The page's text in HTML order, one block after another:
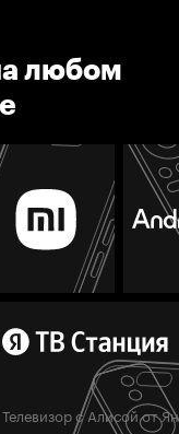
любом
Телевизор с Алисой от